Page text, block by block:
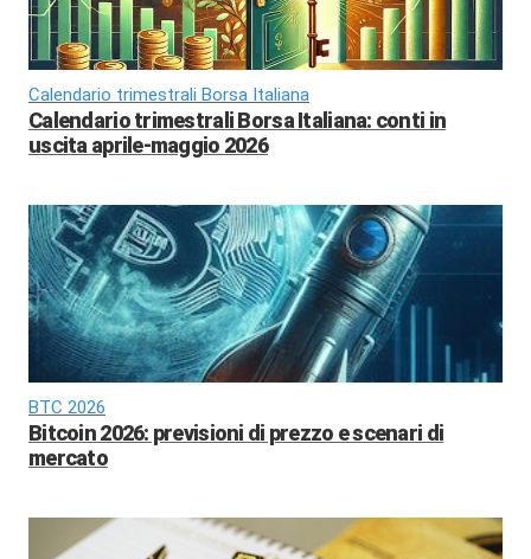
Calendario trimestrali Borsa Italiana
Calendario trimestrali Borsa Italiana: conti in
uscita aprile-maggio 2026
BTC 2026
Bitcoin 2026: previsioni di prezzo e scenari di
mercato